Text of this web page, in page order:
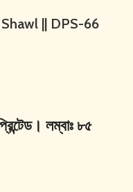
|| DPS-66
লম্বাঃ ৮৫